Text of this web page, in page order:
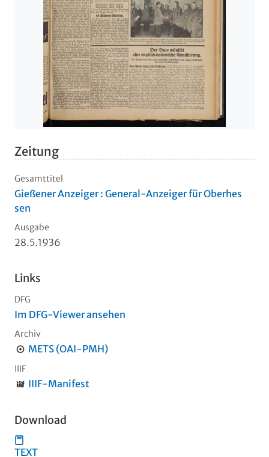
Zeitung
Gesamttitel
Gießener Anzeiger : General-Anzeiger für Oberhes
sen
Ausgabe
28.5.1936
Links
DFG
Im DFG-Viewer ansehen
Archiv
METS (OAI-PMH)
IIIF
IIIF-Manifest
Download
TEXT